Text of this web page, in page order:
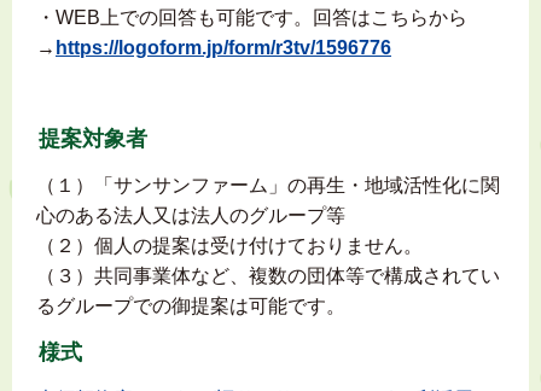
・WEB上での回答も可能です。回答はこちらから
→ https://logoform.jp/form/r3tv/1596776
提案対象者
（１）「サンサンファーム」の再生・地域活性化に関
心のある法人又は法人のグループ等
（２）個人の提案は受け付けておりません。
（３）共同事業体など、複数の団体等で構成されてい
るグループでの御提案は可能です。
様式